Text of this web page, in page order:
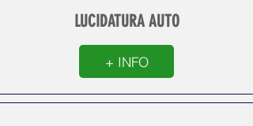
LUCIDATURA AUTO
+ INFO